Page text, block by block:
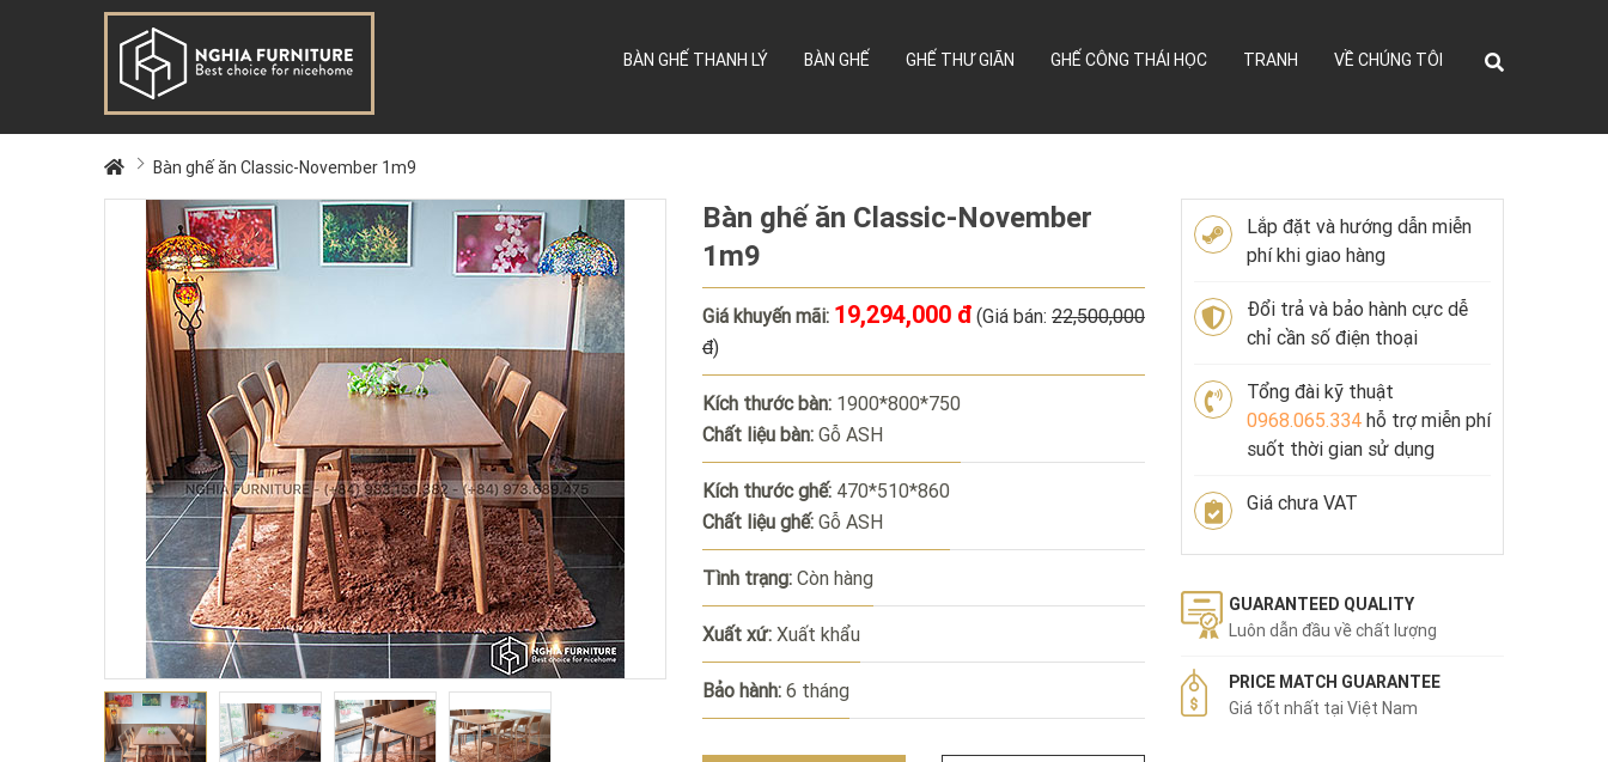
BÀN GHẾ THANH LÝ BÀN GHẾ GHẾ THƯ GIÃN GHẾ CÔNG THÁI HỌC TRANH VỀ CHÚNG TÔI
Bàn ghế ăn Classic-November 1m9
Bàn ghế ăn Classic-November
1m9
Giá khuyến mãi: 19,294,000 đ (Giá bán: 22,500,000
đ)
Kích thước bàn: 1900*800*750
Chất liệu bàn: Gỗ ASH
Kích thước ghế: 470*510*860
Chất liệu ghế: Gỗ ASH
Tình trạng: Còn hàng
Xuất xứ: Xuất khẩu
Bảo hành: 6 tháng
Lắp đặt và hướng dẫn miễn
phí khi giao hàng
Đổi trả và bảo hành cực dễ
chỉ cần số điện thoại
Tổng đài kỹ thuật
0968.065.334 hỗ trợ miễn phí
suốt thời gian sử dụng
Giá chưa VAT
GUARANTEED QUALITY
Luôn dẫn đầu về chất lượng
PRICE MATCH GUARANTEE
Giá tốt nhất tại Việt Nam